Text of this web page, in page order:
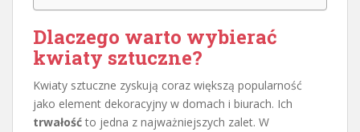
Dlaczego warto wybierać
kwiaty sztuczne?
Kwiaty sztuczne zyskują coraz większą popularność
jako element dekoracyjny w domach i biurach. Ich
trwałość to jedna z najważniejszych zalet. W